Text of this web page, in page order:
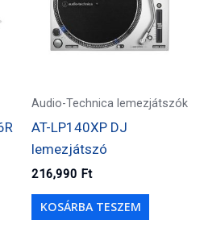
Ft.
Audio-Technica lemezjátszók
AT-LP140XP DJ
lemezjátszó
216,990 Ft
KOSÁRBA TESZEM